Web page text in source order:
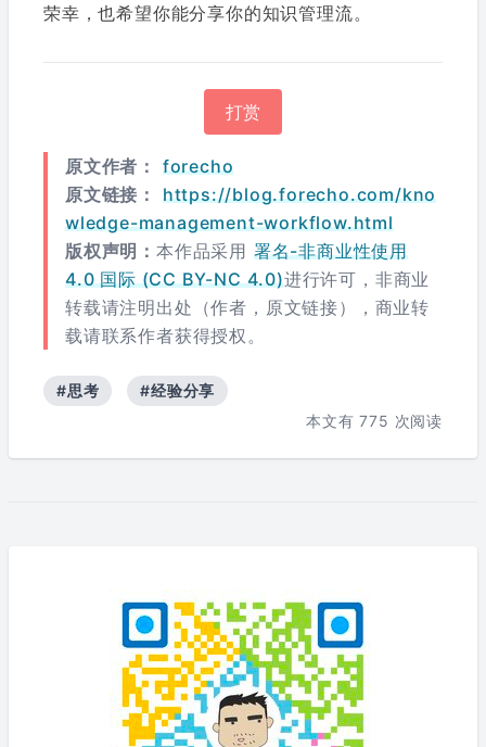
荣幸，也希望你能分享你的知识管理流。
打赏
原文作者：
forecho
原文链接：
https://blog.forecho.com/kno
wledge-management-workflow.html
版权声明： 本作品采用 署名-非商业性使用
4.0 国际 (CC BY-NC 4.0)进行许可，非商业
转载请注明出处（作者，原文链接），商业转
载请联系作者获得授权。
#思考
#经验分享
本文有775 次阅读